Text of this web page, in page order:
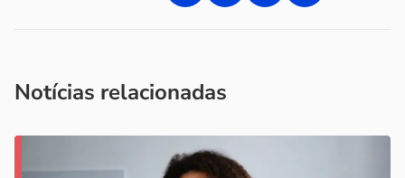
Notícias relacionadas